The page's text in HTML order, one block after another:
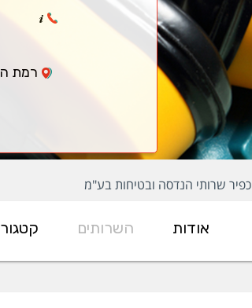
רמת
כפיר שרותי הנדסה ובטיחות בע"מ
אודות השרותים